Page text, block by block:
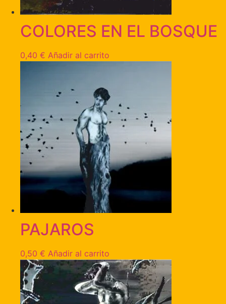
COLORES EN EL BOSQUE
0,40 € Añadir al carrito
PAJAROS
0,50 € Añadir al carrito